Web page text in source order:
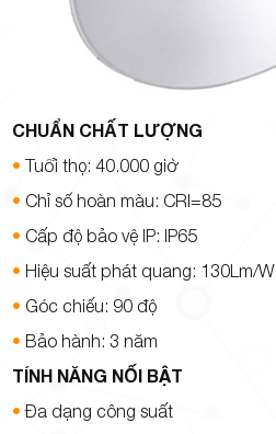
CHUẨN CHẤT LƯỢNG
•Tuổi thọ: 40.000 giờ
• Chỉ số hoàn màu: CRI=85
• Cấp độ bảo vệ IP: IP65
• Hiệu suất phát quang: 130Lm/W
• Góc chiếu: 90 độ
•Bảo hành: 3 năm
TÍNH NĂNG NỐI BẬT
•Đa dạng công suất